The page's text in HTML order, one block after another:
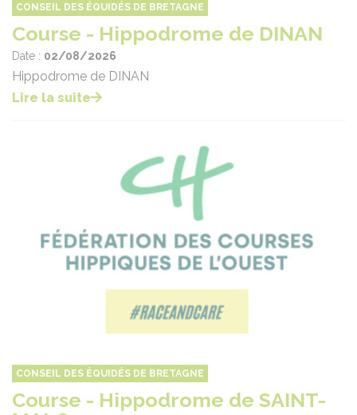
CONSEIL DES ÉQUIDÉS DE BRETAGNE
Course - Hippodrome de DINAN
Date : 02/08/2026
Hippodrome de DINAN
Lire la suite
CONSEIL DES ÉQUIDÉS DE BRETAGNE
Course - Hippodrome de SAINT-